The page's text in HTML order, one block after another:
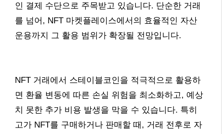
인 결제 수단으로 주목받고 있습니다. 단순한 거래
를 넘어, NFT 마켓플레이스에서의 효율적인 자산
운용까지 그 활용 범위가 확장될 전망입니다.
NFT 거래에서 스테이블코인을 적극적으로 활용하
면 환율 변동에 따른 손실 위험을 최소화하고, 예상
치 못한 추가 비용 발생을 막을 수 있습니다. 특히
고가 NFT를 구매하거나 판매할 때, 거래 전후로 자